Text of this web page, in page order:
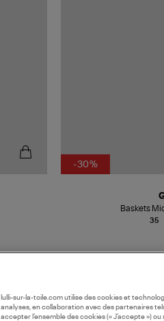
-30%
Baskets
35
lulli-sur-la-toile.com utilise des cookies et
analyses, en collaboration avec des partenaires
accepter l’ensemble des cookies (« J’accepte »)